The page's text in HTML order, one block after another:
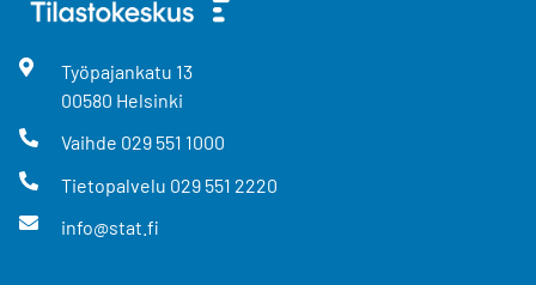
Työpajankatu 13
00580 Helsinki
Vaihde 029 551 1000
Tietopalvelu 029 551 2220
info@stat.fi